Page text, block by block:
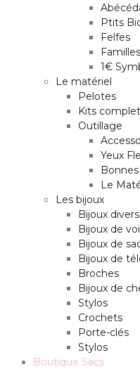
Ptits
Felfes
Familles
1€
Le matériel
Pelotes
Kits
Outillage
Yeux
Le
Les bijoux
Bijoux divers
Bijoux de
Bijoux de
Bijoux de
Broches
Bijoux de
Stylos
Crochets
Porte-clés
Stylos
Boutique Sacs